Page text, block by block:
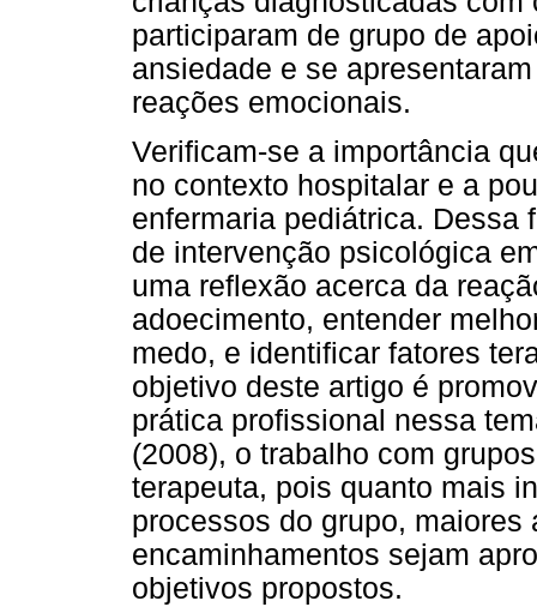
participaram de grupo de
ansiedade e se
reações emocionais.
Verificam-se a importância
no contexto hospitalar e a
enfermaria pediátrica. Dessa
de intervenção psicológica
uma reflexão acerca da
adoecimento, entender
medo, e identificar fatores
objetivo deste artigo é
prática profissional nessa
(2008), o trabalho com
terapeuta, pois quanto mais
processos do grupo, maiores
encaminhamentos sejam
objetivos propostos.